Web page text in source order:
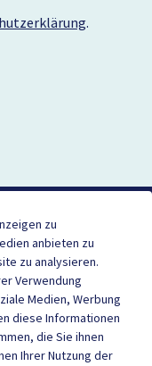
.
zu
anbieten zu
zu analysieren.
Verwendung
Medien, Werbung
diese Informationen
die Sie ihnen
Ihrer Nutzung der